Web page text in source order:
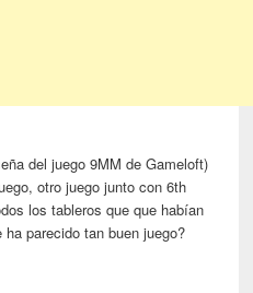
del juego 9MM de Gameloft)
otro juego junto con 6th
los tableros que que habían
parecido tan buen juego?